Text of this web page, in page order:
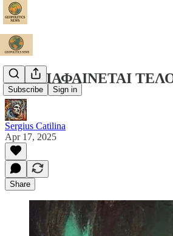
Subscribe Sign in
ΔΕΝ ΔΙΑΦΑΙΝΕΤΑΙ
Sergius Catilina
Apr 17, 2025
Share